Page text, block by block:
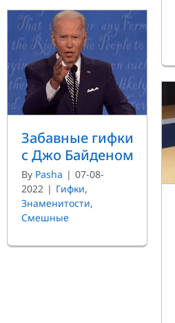
Забавные гифки
с Джо Байденом
By Pasha | 07-08-
2022 | Гифки,
Знаменитости,
Смешные